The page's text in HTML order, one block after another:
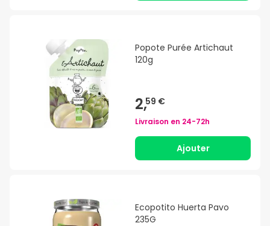
Popote Purée Artichaut
120g
2,59 €
Livraison en 24-72h
Ajouter
Ecopotito Huerta Pavo
235G